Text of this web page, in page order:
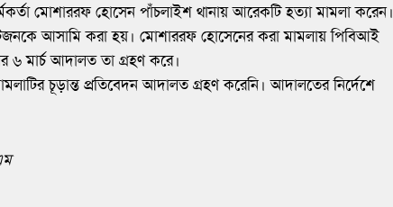
মোশাররফ হোসেন পাঁচলাইশ থানায় আরেকটি হত্যা মামলা করেন।
আসামি করা হয়। মোশাররফ হোসেনের করা মামলায় পিবিআই
৬ মার্চ আদালত তা গ্রহণ করে।
চূড়ান্ত প্রতিবেদন আদালত গ্রহণ করেনি। আদালতের নির্দেশে